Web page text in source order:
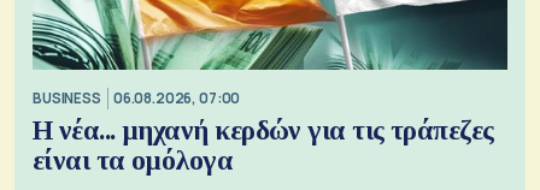
BUSINESS 06.08.2026, 07:00
Η νέα... μηχανή κερδών για τις τράπεζες
είναι τα ομόλογα